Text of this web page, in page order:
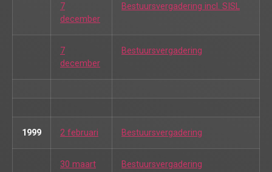
7
december
Bestuursvergadering incl. SISL
7
december
Bestuursvergadering
1999 2 februari Bestuursvergadering
30 maart Bestuursvergadering